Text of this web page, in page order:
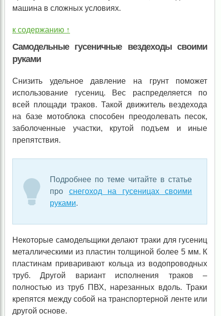
машина в сложных условиях.
к содержанию ↑
Самодельные гусеничные вездеходы своими
руками
Снизить удельное давление на грунт поможет
использование гусениц. Вес распределяется по
всей площади траков. Такой движитель вездехода
на базе мотоблока способен преодолевать песок,
заболоченные участки, крутой подъем и иные
препятствия.
Подробнее по теме читайте в статье
про снегоход на гусеницах своими
руками.
Некоторые самодельщики делают траки для гусениц
металлическими из пластин толщиной более 5 мм. К
пластинам приваривают кольца из водопроводных
труб. Другой вариант исполнения траков –
полностью из труб ПВХ, нарезанных вдоль. Траки
крепятся между собой на транспортерной ленте или
другой основе.